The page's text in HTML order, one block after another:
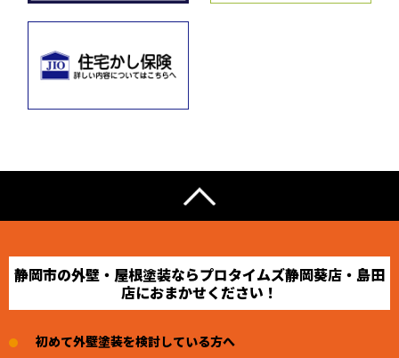
静岡市の外壁・屋根塗装ならプロタイムズ静岡葵店・島田
店におまかせください！
初めて外壁塗装を検討している方へ